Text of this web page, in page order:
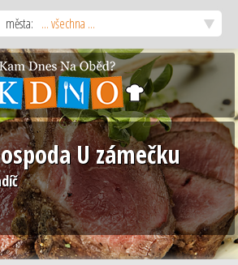
města: ... všechna ...
U zámečku